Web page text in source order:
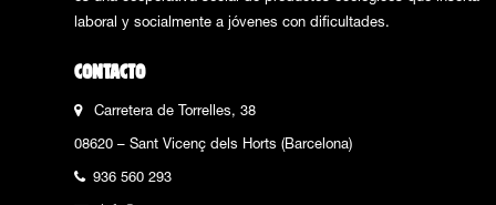
laboral y socialmente a jóvenes con dificultades.
CONTACTO
Carretera de Torrelles, 38
08620 – Sant Vicenç dels Horts (Barcelona)
936 560 293